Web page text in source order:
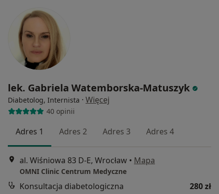
lek. Gabriela Watemborska-Matuszyk
Diabetolog, Internista · Więcej
40 opinii
Adres 1 Adres 2 Adres 3 Adres 4
al. Wiśniowa 83 D-E, Wrocław • Mapa
OMNI Clinic Centrum Medyczne
Konsultacja diabetologiczna 280 zł